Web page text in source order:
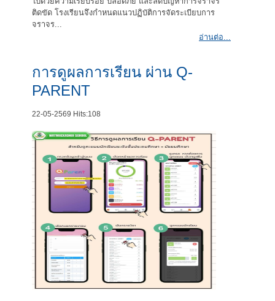
ติดขัด โรงเรียนจึงกำหนดแนวปฏิบัติการจัดระเบียบการ
จราจร...
อ่านต่อ...
การดูผลการเรียน ผ่าน Q-
PARENT
22-05-2569 Hits:108